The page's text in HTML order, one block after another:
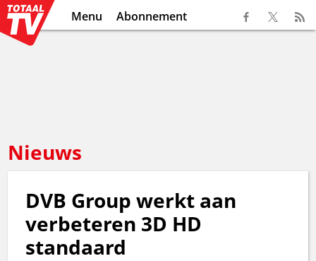
Menu Abonnement
Nieuws
DVB Group werkt aan
verbeteren 3D HD
standaard